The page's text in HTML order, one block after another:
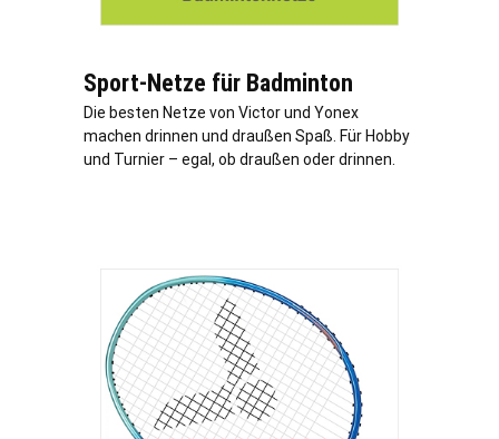
Sport-Netze für Badminton
Die besten Netze von Victor und Yonex
machen drinnen und draußen Spaß. Für Hobby
und Turnier – egal, ob draußen oder drinnen.